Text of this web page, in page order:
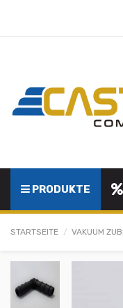
PRODUKTE
STARTSEITE VAKUUM